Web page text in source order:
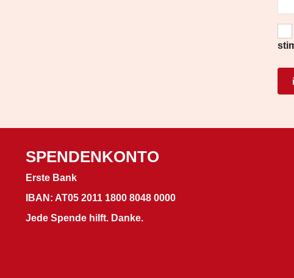
SPENDENKONTO
Erste Bank
IBAN: AT05 2011 1800 8048 0000
Jede Spende hilft. Danke.